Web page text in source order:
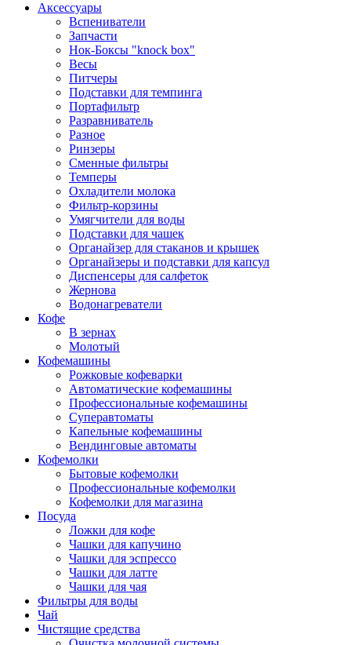
Аксессуары
Вспениватели
Запчасти
Нок-Боксы "knock box"
Весы
Питчеры
Подставки для темпинга
Портафильтр
Разравниватель
Разное
Ринзеры
Сменные фильтры
Темперы
Охладители молока
Фильтр-корзины
Умягчители для воды
Подставки для чашек
Органайзер для стаканов и крышек
Органайзеры и подставки для капсул
Диспенсеры для салфеток
Жернова
Водонагреватели
Кофе
В зернах
Молотый
Кофемашины
Рожковые кофеварки
Автоматические кофемашины
Профессиональные кофемашины
Суперавтоматы
Капельные кофемашины
Вендинговые автоматы
Кофемолки
Бытовые кофемолки
Профессиональные кофемолки
Кофемолки для магазина
Посуда
Ложки для кофе
Чашки для капучино
Чашки для эспрессо
Чашки для латте
Чашки для чая
Фильтры для воды
Чай
Чистящие средства